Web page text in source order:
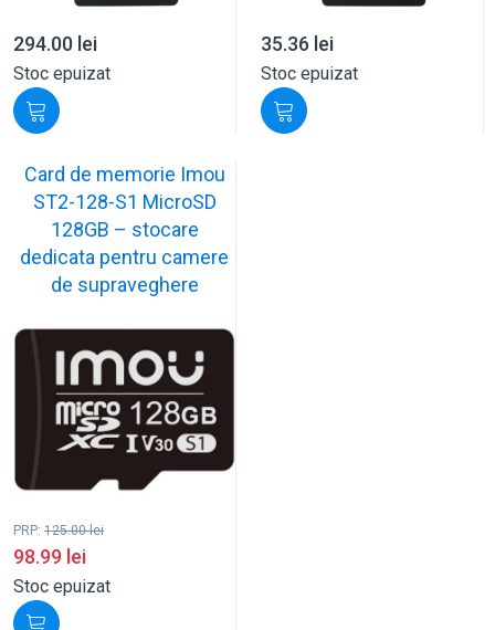
294.00 lei
Stoc epuizat
35.36 lei
Stoc epuizat
Card de memorie Imou
ST2-128-S1 MicroSD
128GB – stocare
dedicata pentru camere
de supraveghere
PRP: 125.00lei
98.99 lei
Stoc epuizat